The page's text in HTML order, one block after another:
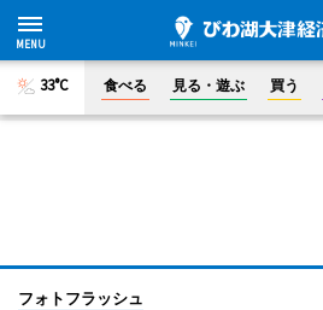
33°C 食べる 見る・遊ぶ 買う
フォトフラッシュ